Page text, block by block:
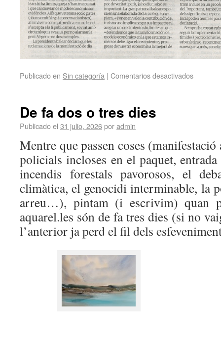
Publicado en Sin categoría | Comentarios desactivados
De fa dos o tres dies
Publicado el 31 julio, 2026poradmin
Mentre que passen coses
policials incloses en el paquet,
incendis forestals pavorosos, el
climàtica, el genocidi interminable, la
arreu…), pintam (i escrivim) quan
aquarel.les són de fa tres dies (si no
l’anterior ja perd el fil dels